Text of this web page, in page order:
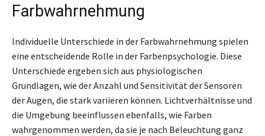
Farbwahrnehmung
Individuelle Unterschiede in der Farbwahrnehmung spielen
eine entscheidende Rolle in der Farbenpsychologie. Diese
Unterschiede ergeben sich aus physiologischen
Grundlagen, wie der Anzahl und Sensitivität der Sensoren
der Augen, die stark variieren können. Lichtverhältnisse und
die Umgebung beeinflussen ebenfalls, wie Farben
wahrgenommen werden, da sie je nach Beleuchtung ganz